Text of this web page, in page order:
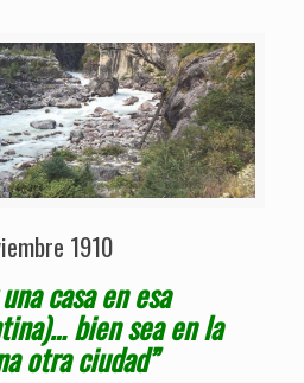
1910
casa en esa
bien sea en la
otra ciudad”